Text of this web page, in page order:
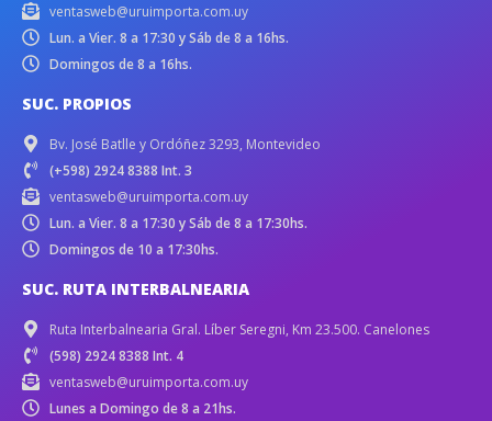
ventasweb@uruimporta.com.uy
Lun. a Vier. 8 a 17:30 y Sáb de 8 a 16hs.
Domingos de 8 a 16hs.
SUC. PROPIOS
Bv. José Batlle y Ordóñez 3293, Montevideo
(+598) 2924 8388 Int. 3
ventasweb@uruimporta.com.uy
Lun. a Vier. 8 a 17:30 y Sáb de 8 a 17:30hs.
Domingos de 10 a 17:30hs.
SUC. RUTA INTERBALNEARIA
Ruta Interbalnearia Gral. Líber Seregni, Km 23.500. Canelones
(598) 2924 8388 Int. 4
ventasweb@uruimporta.com.uy
Lunes a Domingo de 8 a 21hs.